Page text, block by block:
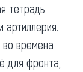
тетрадь
во времена
для фронта,